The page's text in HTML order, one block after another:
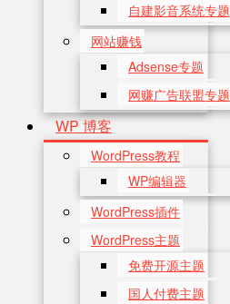
自建影音系统专题
网站赚钱
Adsense专题
网赚广告联盟专题
WP 博客
WordPress教程
WP编辑器
WordPress插件
WordPress主题
免费开源主题
国人付费主题